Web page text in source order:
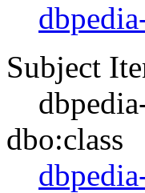
Subject
dbo:class